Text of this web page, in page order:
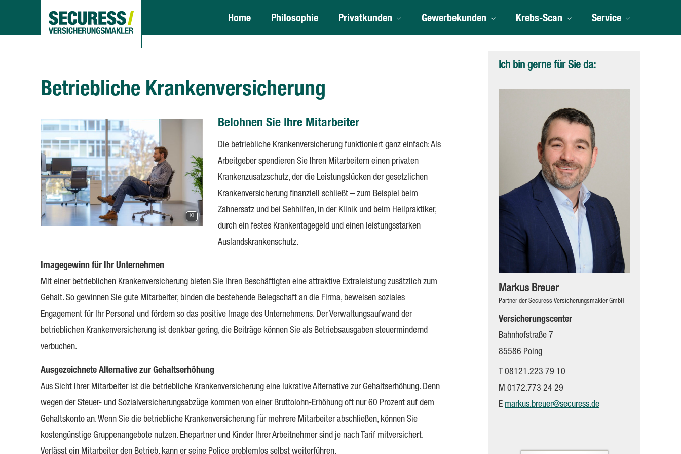
Home Philosophie Privatkunden Gewerbekunden Krebs-Scan Service
Ich bin gerne für Sie da:
Markus Breuer
Partner der Securess Ver­sicherungs­makler GmbH
Versicherungscenter
Bahnhofstraße 7
85586 Poing
T 08121.223 79 10
M 0172.773 24 29
E markus.breuer@securess.de
Betriebliche Kranken­ver­si­che­rung
KI
Belohnen Sie Ihre Mitarbeiter
Die betriebliche Kranken­ver­si­che­rung funktioniert ganz einfach: Als
Arbeitgeber spendieren Sie Ihren Mitarbeitern einen privaten
Krankenzusatzschutz, der die Leistungslücken der gesetzlichen
Kranken­ver­si­che­rung finanziell schließt – zum Beispiel beim
Zahnersatz und bei Sehhilfen, in der Klinik und beim Heilpraktiker,
durch ein festes Krankentagegeld und einen leistungsstarken
Auslandskrankenschutz.
Imagegewinn für Ihr Unternehmen
Mit einer betrieblichen Kranken­ver­si­che­rung bieten Sie Ihren Beschäftigten eine attraktive Extraleistung zusätzlich zum
Gehalt. So gewinnen Sie gute Mitarbeiter, binden die bestehende Belegschaft an die Firma, beweisen soziales
Engagement für Ihr Personal und fördern so das positive Image des Unternehmens. Der Verwaltungsaufwand der
betrieblichen Kranken­ver­si­che­rung ist denkbar gering, die Beiträge können Sie als Betriebsausgaben steuermindernd
verbuchen.
Ausgezeichnete Alternative zur Gehaltserhöhung
Aus Sicht Ihrer Mitarbeiter ist die betriebliche Kranken­ver­si­che­rung eine lukrative Alternative zur Gehaltserhöhung. Denn
wegen der Steuer- und Sozialversicherungsabzüge kommen von einer Bruttolohn-Erhöhung oft nur 60 Prozent auf dem
Gehaltskonto an. Wenn Sie die betriebliche Kranken­ver­si­che­rung für mehrere Mitarbeiter abschließen, können Sie
kostengünstige Gruppenangebote nutzen. Ehepartner und Kinder Ihrer Arbeitnehmer sind je nach Tarif mitversichert.
Verlässt ein Mitarbeiter den Betrieb, kann er seine Police problemlos selbst weiterführen.